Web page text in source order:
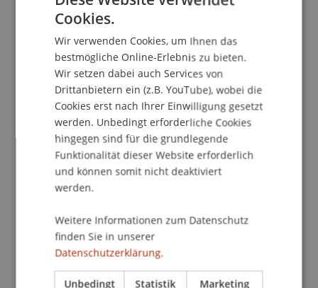
School/Professur:
Institut für Finanzdienstleistungen
Seit längerem werden verschiedene Initiativen
gesetzt, um der steigenden Bedeutung der
Digitalisierung der Finanzmärkte (etwa im Bereich
Fin-Techs, neue elektronische Geschäftsmodelle
etc.) Rechnung zu tragen.
Die Veranstaltung bietet Gelegenheit zu einer
Momentaufnahme und die Chance zur
Diskussion: Welche regulatorischen Schritte sind
in jüngerer Vergangenheit gesetzt worden;
Welche Herausforderungen stellen sich für den
Cookies.
Wir verwenden Cookies, um Ihnen das
bestmögliche Online-Erlebnis zu bieten.
Wir setzen dabei auch Services von
Drittanbietern ein (z.B. YouTube), wobei die
Cookies erst nach Ihrer Einwilligung gesetzt
werden. Unbedingt erforderliche Cookies
hingegen sind für die grundlegende
Funktionalität dieser Website erforderlich
und können somit nicht deaktiviert
werden.
Weitere Informationen zum Datenschutz
finden Sie in unserer
Datenschutzerklärung.
Unbedingt Statistik Marketing